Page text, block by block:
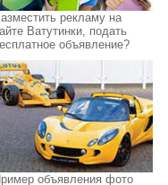
рекламу на
Ватутинки, подать
объявление?
объявления фото